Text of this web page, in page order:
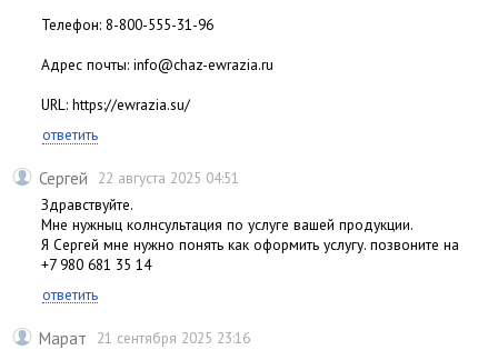
Телефон: 8-800-555-31-96
Адрес почты: info@chaz-ewrazia.ru
URL: https://ewrazia.su/
ответить
Сергей
22 августа 2025 04:51
Здравствуйте.
Мне нужныц колнсультация по услуге вашей продукции.
Я Сергей мне нужно понять как оформить услугу. позвоните на
+7 980 681 35 14
ответить
Марат
21 сентября 2025 23:16